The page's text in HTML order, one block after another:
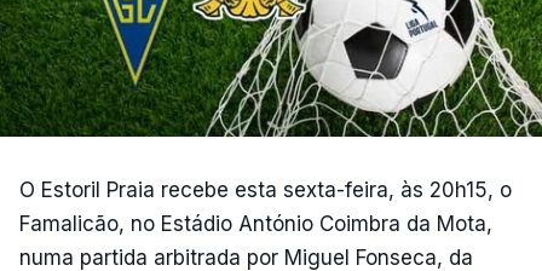
O Estoril Praia recebe esta sexta-feira, às 20h15, o
Famalicão, no Estádio António Coimbra da Mota,
numa partida arbitrada por Miguel Fonseca, da